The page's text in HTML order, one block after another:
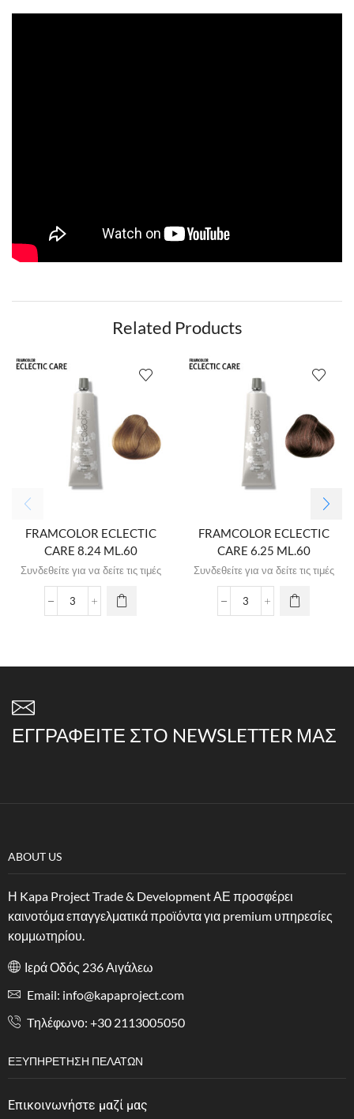
Related Products
FRAMCOLOR ECLECTIC
CARE 8.24 ML.60
Συνδεθείτε για να δείτε τις τιμές
FRAMCOLOR ECLECTIC
CARE 6.25 ML.60
Συνδεθείτε για να δείτε τις τιμές
ΕΓΓΡΑΦΕΊΤΕ ΣΤΟ NEWSLETTER ΜΑΣ
ABOUT US
Η Kapa Project Trade & Development ΑΕ προσφέρει
καινοτόμα επαγγελματικά προϊόντα για premium υπηρεσίες
κομμωτηρίου.
Ιερά Οδός 236 Αιγάλεω
Email: info@kapaproject.com
Tηλέφωνο: +30 2113005050
ΕΞΥΠΗΡΈΤΗΣΗ ΠΕΛΑΤΏΝ
Επικοινωνήστε μαζί μας